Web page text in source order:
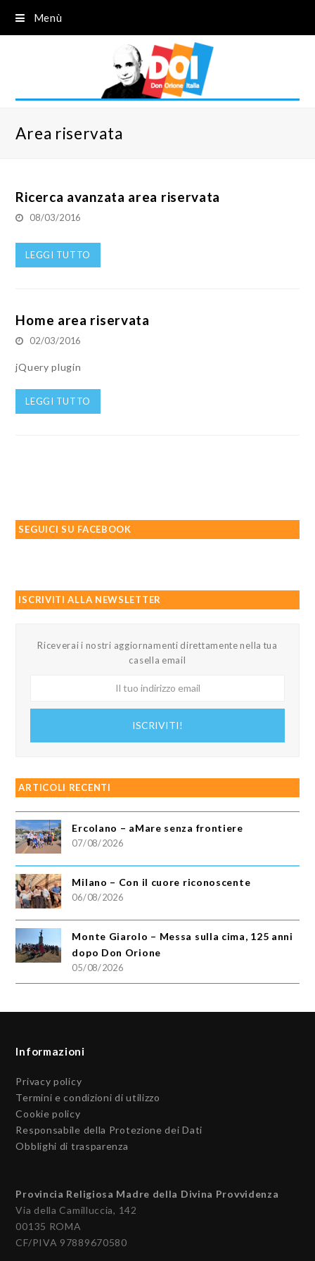
Menù
Area riservata
Ricerca avanzata area riservata
08/03/2016
LEGGI TUTTO
Home area riservata
02/03/2016
jQuery plugin
LEGGI TUTTO
SEGUICI SU FACEBOOK
ISCRIVITI ALLA NEWSLETTER
Riceverai i nostri aggiornamenti direttamente nella tua
casella email
ISCRIVITI!
ARTICOLI RECENTI
Ercolano – aMare senza frontiere
07/08/2026
Milano – Con il cuore riconoscente
06/08/2026
Monte Giarolo – Messa sulla cima, 125 anni
dopo Don Orione
05/08/2026
Informazioni
Privacy policy
Termini e condizioni di utilizzo
Cookie policy
Responsabile della Protezione dei Dati
Obblighi di trasparenza
Provincia Religiosa Madre della Divina Provvidenza
Via della Camilluccia, 142
00135 ROMA
CF/PIVA 97889670580